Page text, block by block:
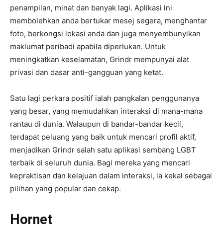
penampilan, minat dan banyak lagi. Aplikasi ini
membolehkan anda bertukar mesej segera, menghantar
foto, berkongsi lokasi anda dan juga menyembunyikan
maklumat peribadi apabila diperlukan. Untuk
meningkatkan keselamatan, Grindr mempunyai alat
privasi dan dasar anti-gangguan yang ketat.
Satu lagi perkara positif ialah pangkalan penggunanya
yang besar, yang memudahkan interaksi di mana-mana
rantau di dunia. Walaupun di bandar-bandar kecil,
terdapat peluang yang baik untuk mencari profil aktif,
menjadikan Grindr salah satu aplikasi sembang LGBT
terbaik di seluruh dunia. Bagi mereka yang mencari
kepraktisan dan kelajuan dalam interaksi, ia kekal sebagai
pilihan yang popular dan cekap.
Hornet